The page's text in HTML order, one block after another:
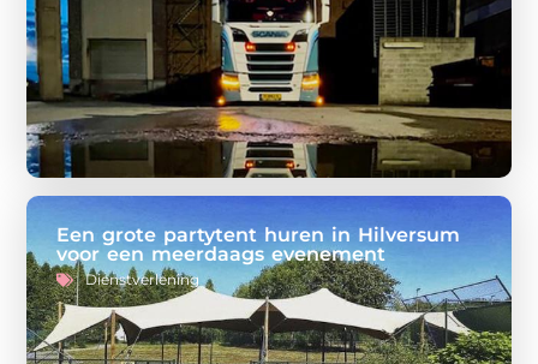
Een grote partytent huren in Hilversum
voor een meerdaags evenement
Dienstverlening